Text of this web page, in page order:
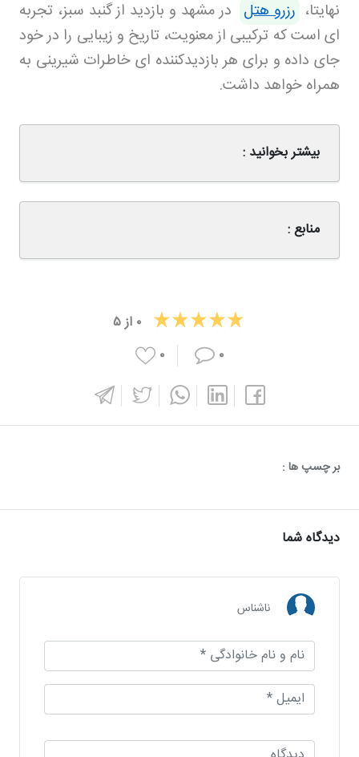
نهایتا، رزرو هتل در مشهد و بازدید از گنبد سبز، تجربه
ای است که ترکیبی از معنویت، تاریخ و زیبایی را در خود
جای داده و برای هر بازدیدکننده ای خاطرات شیرینی به
همراه خواهد داشت.
بیشتر بخوانید :
منابع :
۰ از۵
۰
۰
بر چسپ ها :
دیدگاه شما
ناشناس